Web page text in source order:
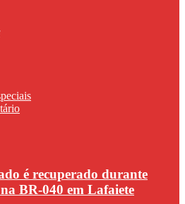
é recuperado durante
BR-040 em Lafaiete